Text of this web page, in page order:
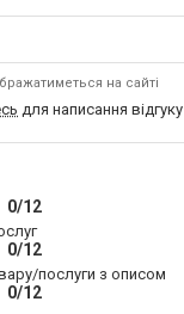
на сайті
для написання відгуку
0/12
0/12
послуги з описом
0/12